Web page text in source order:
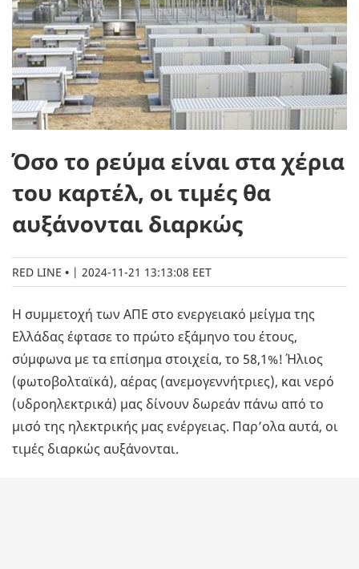
Όσο το ρεύμα είναι στα χέρια
του καρτέλ, οι τιμές θα
αυξάνονται διαρκώς
RED LINE | 2024-11-21 13:13:08 EET
Η συμμετοχή των ΑΠΕ στο ενεργειακό μείγμα της
Ελλάδας έφτασε το πρώτο εξάμηνο του έτους,
σύμφωνα με τα επίσημα στοιχεία, το 58,1%! Ήλιος
(φωτοβολταϊκά), αέρας (ανεμογεννήτριες), και νερό
(υδροηλεκτρικά) μας δίνουν δωρεάν πάνω από το
μισό της ηλεκτρικής μας ενέργειaς. Παρ’ολα αυτά, οι
τιμές διαρκώς αυξάνονται.